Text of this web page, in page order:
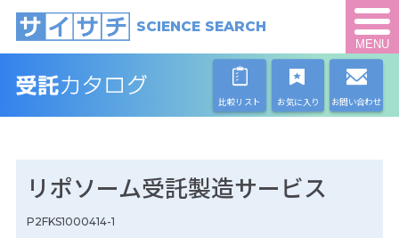
SCIENCE SEARCH
MENU
比較リスト お気に入り お問い合わせ
リポソーム受託製造サービス
P2FKS1000414-1